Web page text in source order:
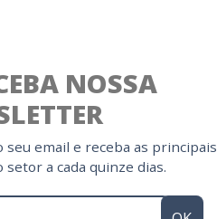
NOSSA
seu email e receba as principais
setor a cada quinze dias.